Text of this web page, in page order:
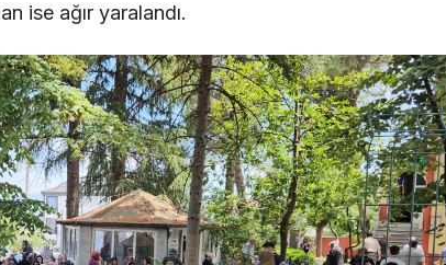
ise ağır yaralandı.